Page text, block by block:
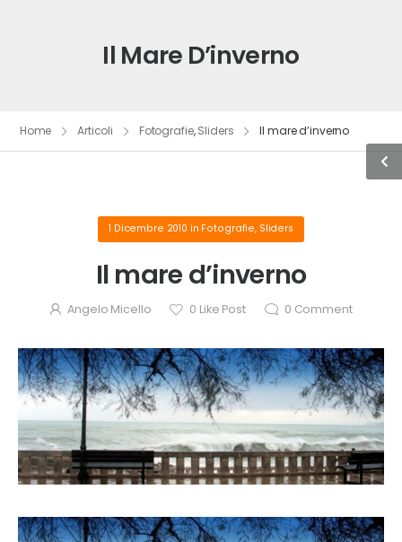
Il Mare D’inverno
Home Articoli Fotografie,Sliders Il mare d’inverno
1 Dicembre 2010 in Fotografie, Sliders
Il mare d’inverno
Angelo Micello 0 Like Post 0 Comment